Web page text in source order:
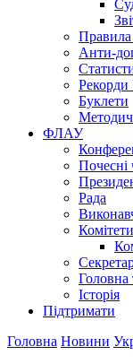
Правила
Анти-
Рекорди
Буклети
ФЛАУ
Рада
Комітети
Головна
Історія
Підтримати
Головна Новини